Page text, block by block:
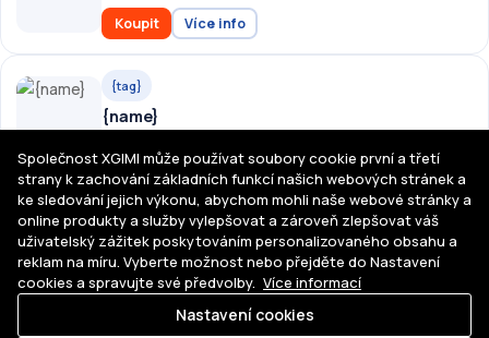
Koupit Více info
{tag}
{name}
Koupit Více info
{tag}
{name}
Koupit Více info
Kde XGIMI koupit?Přehled prodejců →
Společnost XGIMI může používat soubory cookie první a třetí
strany k zachování základních funkcí našich webových stránek a
ke sledování jejich výkonu, abychom mohli naše webové stránky a
online produkty a služby vylepšovat a zároveň zlepšovat váš
uživatelský zážitek poskytováním personalizovaného obsahu a
reklam na míru. Vyberte možnost nebo přejděte do Nastavení
cookies a spravujte své předvolby. Více informací
Nastavení cookies